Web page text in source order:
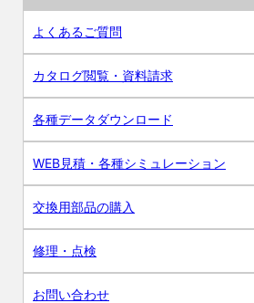
よくあるご質問
カタログ閲覧・資料請求
各種データダウンロード
WEB見積・各種シミュレーション
交換用部品の購入
修理・点検
お問い合わせ